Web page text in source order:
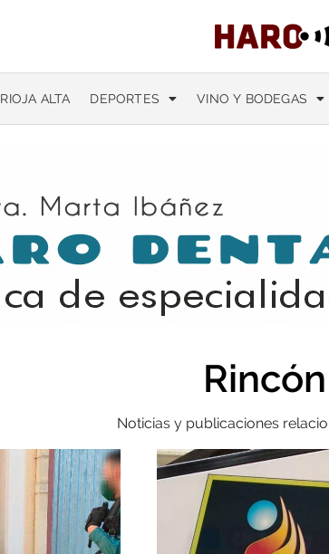
RIOJA ALTA DEPORTES VINO Y BODEGAS
Noticias y publicaciones